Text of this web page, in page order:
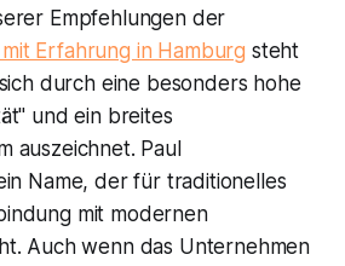
Empfehlungen der
Erfahrung in Hamburg steht
durch eine besonders hohe
und ein breites
auszeichnet. Paul
Name, der für traditionelles
mit modernen
Auch wenn das Unternehmen